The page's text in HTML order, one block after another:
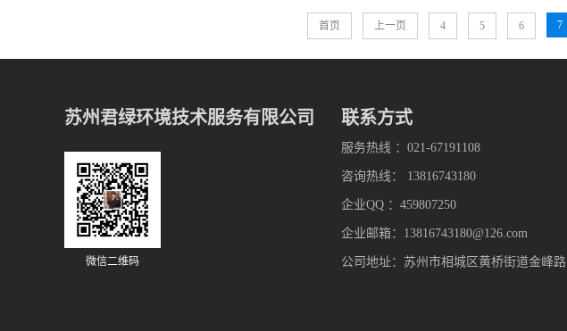
首页 上一页 4 5 6 7
苏州君绿环境技术服务有限公司
微信二维码
联系方式
服务热线 ：021-67191108
咨询热线： 13816743180
企业QQ ：459807250
企业邮箱：13816743180@126.com
公司地址：苏州市相城区黄桥街道金峰路